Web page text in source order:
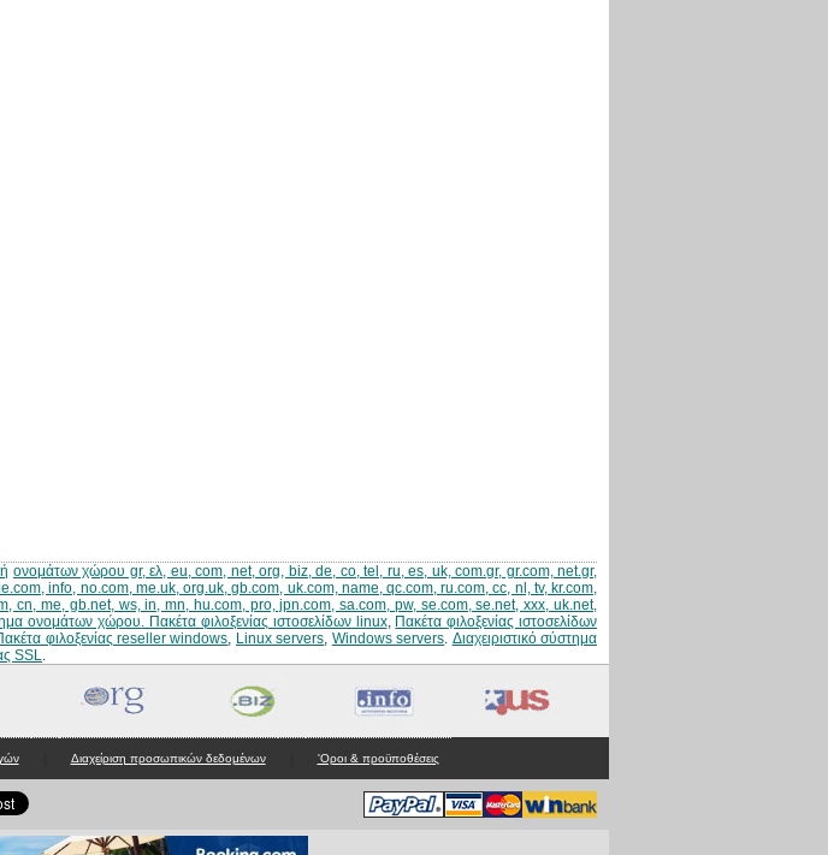
ονομάτων χώρου gr, ελ, eu, com, net, org, biz, de, co, tel, ru, es, uk, com.gr, gr.com, net.gr,
info, no.com, me.uk, org.uk, gb.com, uk.com, name, qc.com, ru.com, cc, nl, tv, kr.com,
cn, me, gb.net, ws, in, mn, hu.com, pro, jpn.com, sa.com, pw, se.com, se.net, xxx, uk.net,
ονομάτων χώρου. Πακέτα φιλοξενίας ιστοσελίδων linux, Πακέτα φιλοξενίας ιστοσελίδων
φιλοξενίας reseller windows, Linux servers, Windows servers. Διαχειριστικό σύστημα
SSL.
Διαχείριση προσωπικών δεδομένων 'Οροι & προϋποθέσεις